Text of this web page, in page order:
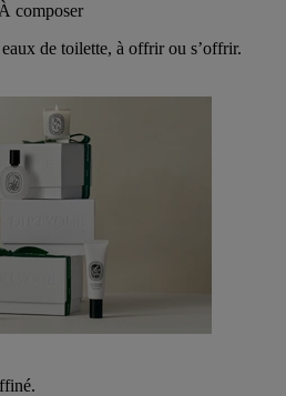
composer
de toilette, à offrir ou s’offrir.